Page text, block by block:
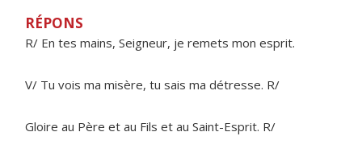
RÉPONS
R/ En tes mains, Seigneur, je remets mon esprit.
V/ Tu vois ma misère, tu sais ma détresse. R/
Gloire au Père et au Fils et au Saint-Esprit. R/